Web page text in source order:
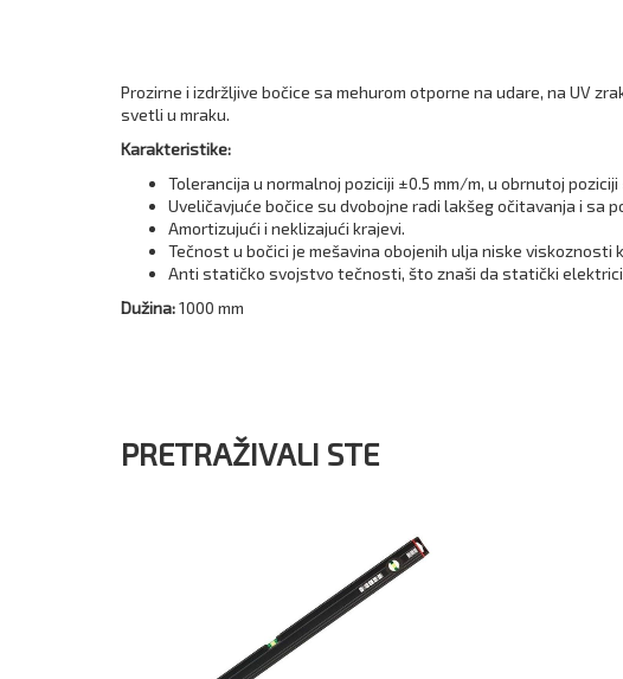
Prozirne i izdržljive bočice sa mehurom otporne na udare, na UV
svetli u mraku.
Karakteristike:
Tolerancija u normalnoj poziciji ±0.5 mm/m, u obrnutoj poziciji
Uveličavjuće bočice su dvobojne radi lakšeg očitavanja i sa
Amortizujući i neklizajući krajevi.
Tečnost u bočici je mešavina obojenih ulja niske
Anti statičko svojstvo tečnosti, što znaši da statički
Dužina:1000 mm
PRETRAŽIVALI STE